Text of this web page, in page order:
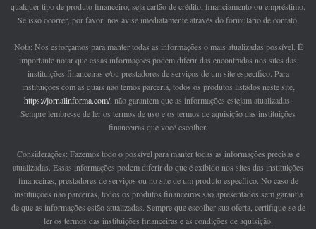
qualquer tipo de produto financeiro, seja cartão de crédito, financiamento ou empréstimo.
Se isso ocorrer, por favor, nos avise imediatamente através do formulário de contato.
Nota: Nos esforçamos para manter todas as informações o mais atualizadas possível. É
importante notar que essas informações podem diferir das encontradas nos sites das
instituições financeiras e/ou prestadores de serviços de um site específico. Para
instituições com as quais não temos parceria, todos os produtos listados neste site,
https://jornalinforma.com/, não garantem que as informações estejam atualizadas.
Sempre lembre-se de ler os termos de uso e os termos de aquisição das instituições
financeiras que você escolher.
Considerações: Fazemos todo o possível para manter todas as informações precisas e
atualizadas. Essas informações podem diferir do que é exibido nos sites das instituições
financeiras, prestadores de serviços ou no site de um produto específico. No caso de
instituições não parceiras, todos os produtos financeiros são apresentados sem garantia
de que as informações estão atualizadas. Sempre que escolher sua oferta, certifique-se de
ler os termos das instituições financeiras e as condições de aquisição.